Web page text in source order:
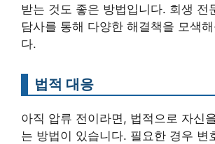
받는 것도 좋은 방법입니다. 회생 전
담사를 통해 다양한 해결책을 모색
다.
법적 대응
아직 압류 전이라면, 법적으로 자신
는 방법이 있습니다. 필요한 경우 변